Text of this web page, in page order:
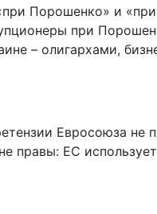
Порошенко» и
при
– олигархами,
Евросоюза
правы: ЕС